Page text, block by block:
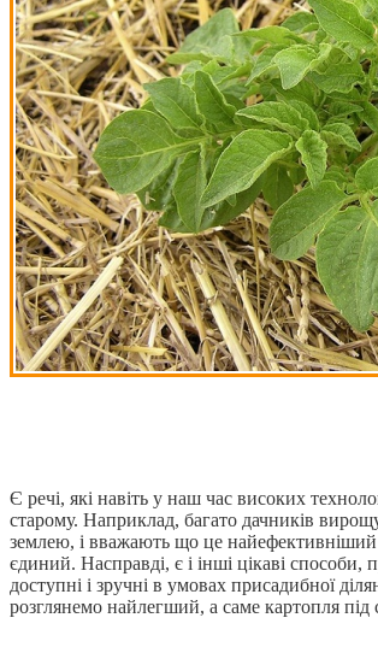
Є речі, які навіть у наш час високих
старому. Наприклад, багато дачників
землею, і вважають що це найефективніший
єдиний. Насправді, є і інші цікаві способи,
доступні і зручні в умовах присадибної
розглянемо найлегший, а саме картопля